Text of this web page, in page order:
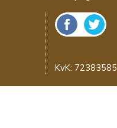
KvK: 72383585